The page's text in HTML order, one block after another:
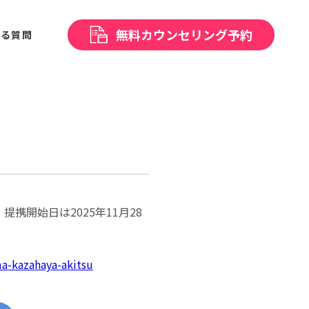
質問 無料カウンセリング予約
携開始日は2025年11月28
kazahaya-akitsu